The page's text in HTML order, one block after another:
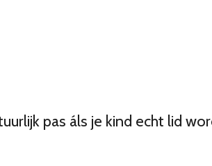
pas áls je kind echt lid